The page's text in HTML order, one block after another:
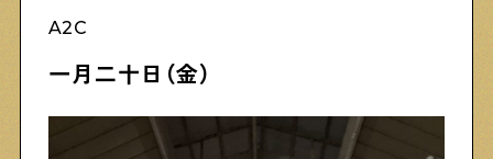
今夜、下町で
下町の飲み歩き日記です
A2C
一月二十日（金）